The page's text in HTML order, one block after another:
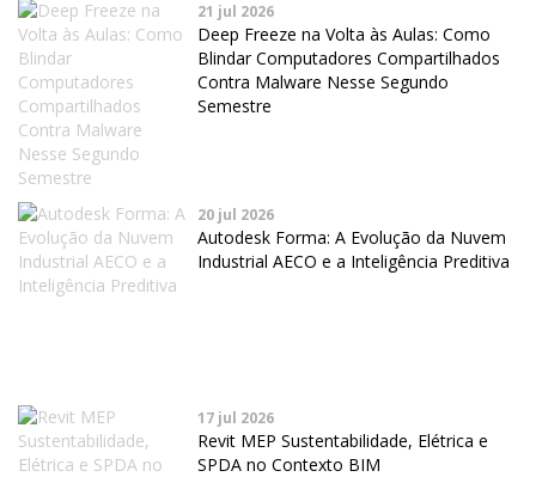
21 jul 2026
Deep Freeze na Volta às Aulas: Como
Blindar Computadores Compartilhados
Contra Malware Nesse Segundo
Semestre
20 jul 2026
Autodesk Forma: A Evolução da Nuvem
Industrial AECO e a Inteligência Preditiva
17 jul 2026
Revit MEP Sustentabilidade, Elétrica e
SPDA no Contexto BIM